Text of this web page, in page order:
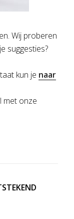
Wij proberen
suggesties?
kun je naar
met onze